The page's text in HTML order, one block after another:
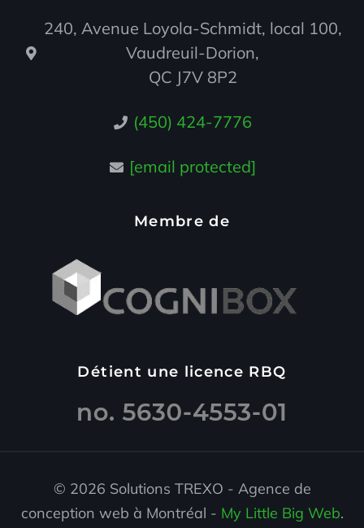
240, Avenue Loyola-Schmidt, local 100,
Vaudreuil-Dorion,
QC J7V 8P2
(450) 424-7776
[email protected]
Membre de
Détient une licence RBQ
© 2026 Solutions TREXO - Agence de
conception web à Montréal - My Little Big Web.